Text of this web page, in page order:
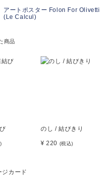
アートポスター Folon For Olivetti
(Le Calcul)
商品
のし / 結びきり
¥ 220 (税込)